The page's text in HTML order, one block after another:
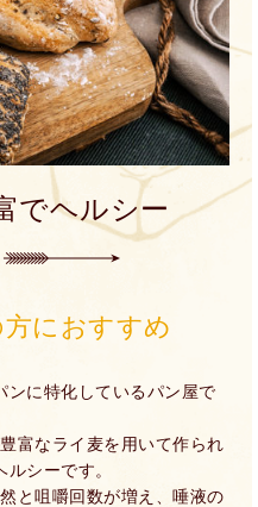
でヘルシー
におすすめ
ンに特化しているパン屋で
富なライ麦を用いて作られ
シーです。
と咀嚼回数が増え、唾液の